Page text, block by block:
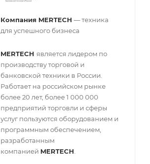
Компания MERTECH — техника
для успешного бизнеса
MERTECH является лидером по
производству торговой и
банковской техники в России.
Работает на российском рынке
более 20 лет, более 1 000 000
предприятий торговли и сферы
услуг пользуются оборудованием и
программным обеспечением,
разработанным
компанией MERTECH